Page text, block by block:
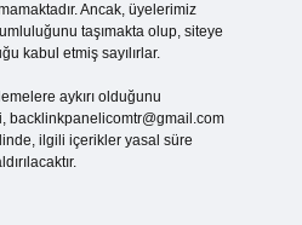
Ancak, üyelerimiz
taşımakta olup, siteye
kabul etmiş sayılırlar.
aykırı olduğunu
backlinkpanelicomtr@gmail.com
ilgili içerikler yasal süre